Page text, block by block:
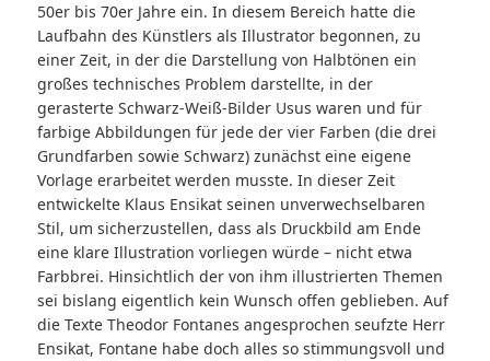
50er bis 70er Jahre ein. In diesem Bereich hatte die
Laufbahn des Künstlers als Illustrator begonnen, zu
einer Zeit, in der die Darstellung von Halbtönen ein
großes technisches Problem darstellte, in der
gerasterte Schwarz-Weiß-Bilder Usus waren und für
farbige Abbildungen für jede der vier Farben (die drei
Grundfarben sowie Schwarz) zunächst eine eigene
Vorlage erarbeitet werden musste. In dieser Zeit
entwickelte Klaus Ensikat seinen unverwechselbaren
Stil, um sicherzustellen, dass als Druckbild am Ende
eine klare Illustration vorliegen würde – nicht etwa
Farbbrei. Hinsichtlich der von ihm illustrierten Themen
sei bislang eigentlich kein Wunsch offen geblieben. Auf
die Texte Theodor Fontanes angesprochen seufzte Herr
Ensikat, Fontane habe doch alles so stimmungsvoll und